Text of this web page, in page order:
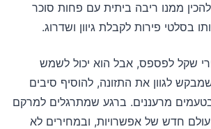
ממנו ריבה ביתית עם פחות סוכר
בסלטי פירות לקבלת גיוון ושדרוג.
שקל לפספס, אבל הוא יכול לשמש
שמבקש לגוון את התזונה, להוסיף סיבים
מרעננים. ברגע שמתרגלים למרקם
עולם חדש של אפשרויות, ובמחירים לא